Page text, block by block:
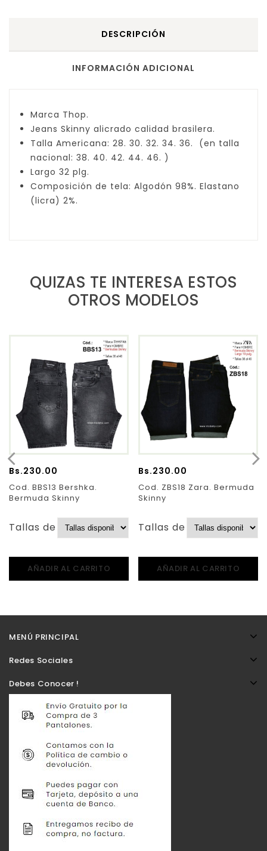
DESCRIPCIÓN
INFORMACIÓN ADICIONAL
Marca Thop.
Jeans Skinny alicrado calidad brasilera.
Talla Americana: 28. 30. 32. 34. 36. (en talla
nacional: 38. 40. 42. 44. 46. )
Largo 32 plg.
Composición de tela: Algodón 98%. Elastano
(licra) 2%.
QUIZAS TE INTERESA ESTOS
OTROS MODELOS
Bs.230.00
Cod. BBS13 Bershka.
Bermuda Skinny
Tallas de Pantalones:
AÑADIR AL CARRITO
Bs.230.00
Cod. ZBS18 Zara. Bermuda
Skinny
Tallas de Pantalones:
AÑADIR AL CARRITO
MENÚ PRINCIPAL
Redes Sociales
Debes Conocer !